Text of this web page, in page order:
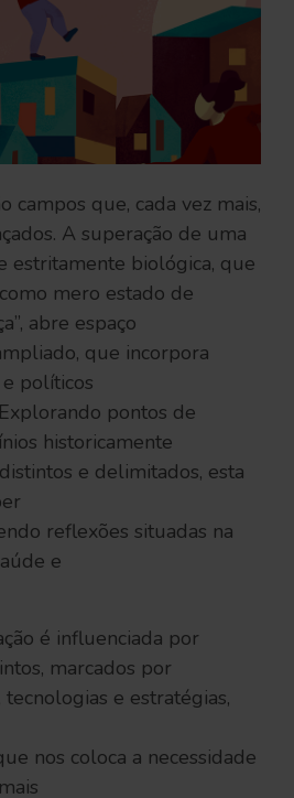
campos que, cada vez mais,
A superação de uma
estritamente biológica, que
mero estado de
abre espaço
que incorpora
políticos
pontos de
historicamente
e delimitados, esta
reflexões situadas na
e
é influenciada por
marcados por
e estratégias,
nos coloca a necessidade